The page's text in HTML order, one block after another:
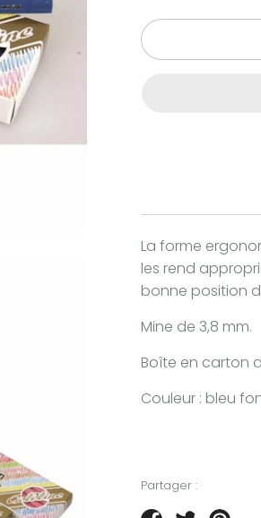
La forme
les rend
bonne position
Mine de 3,8 mm.
Boîte en carton
Couleur : bleu
Partager :